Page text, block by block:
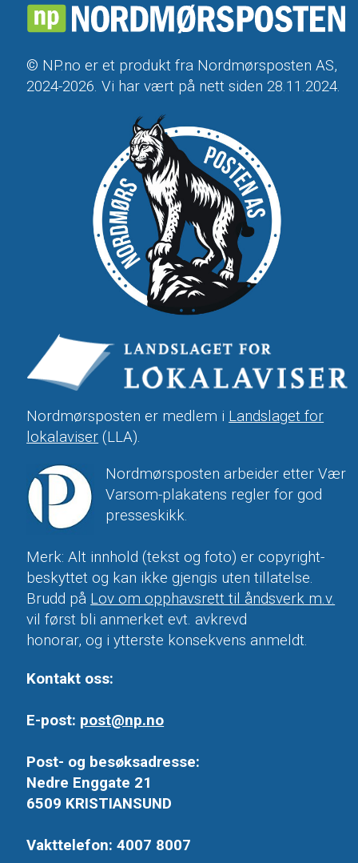
© NP.no er et produkt fra Nordmørsposten AS,
2024-2026. Vi har vært på nett siden 28.11.2024.
Nordmørsposten er medlem i Landslaget for
lokalaviser (LLA).
Nordmørsposten arbeider etter Vær
Varsom-plakatens regler for god
presseskikk.
Merk: Alt innhold (tekst og foto) er copyright-
beskyttet og kan ikke gjengis uten tillatelse.
Brudd på Lov om opphavsrett til åndsverk m.v.
vil først bli anmerket evt. avkrevd
honorar, og i ytterste konsekvens anmeldt.
Kontakt oss:
E-post: post@np.no
Post- og besøksadresse:
Nedre Enggate 21
6509 KRISTIANSUND
Vakttelefon: 4007 8007